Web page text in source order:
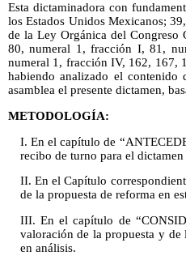
Esta dictaminadora con
los Estados Unidos Mexicanos;
de la Ley Orgánica del Congreso
80, numeral 1, fracción I, 81,
numeral 1, fracción IV, 162, 167,
habiendo analizado el contenido
asamblea el presente dictamen,
METODOLOGÍA:
I. En el capítulo de
recibo de turno para el
II. En el Capítulo
de la propuesta de reforma en
III. En el capítulo de
valoración de la propuesta y de
en análisis.